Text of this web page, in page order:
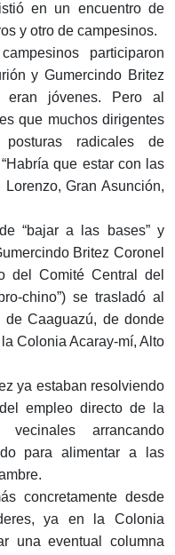
en un encuentro de
y otro de campesinos.
participaron
y Gumercindo Britez
eran jóvenes. Pero al
que muchos dirigentes
posturas radicales de
que estar con las
Gran Asunción,
“bajar a las bases” y
Britez Coronel
del Comité Central del
chino”) se trasladó al
de Caaguazú, de donde
Colonia Acaray-mí, Alto
ya estaban resolviendo
empleo directo de la
arrancando
para alimentar a las
concretamente desde
ya en la Colonia
una eventual columna